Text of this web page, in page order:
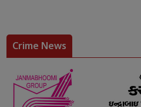
Crime News